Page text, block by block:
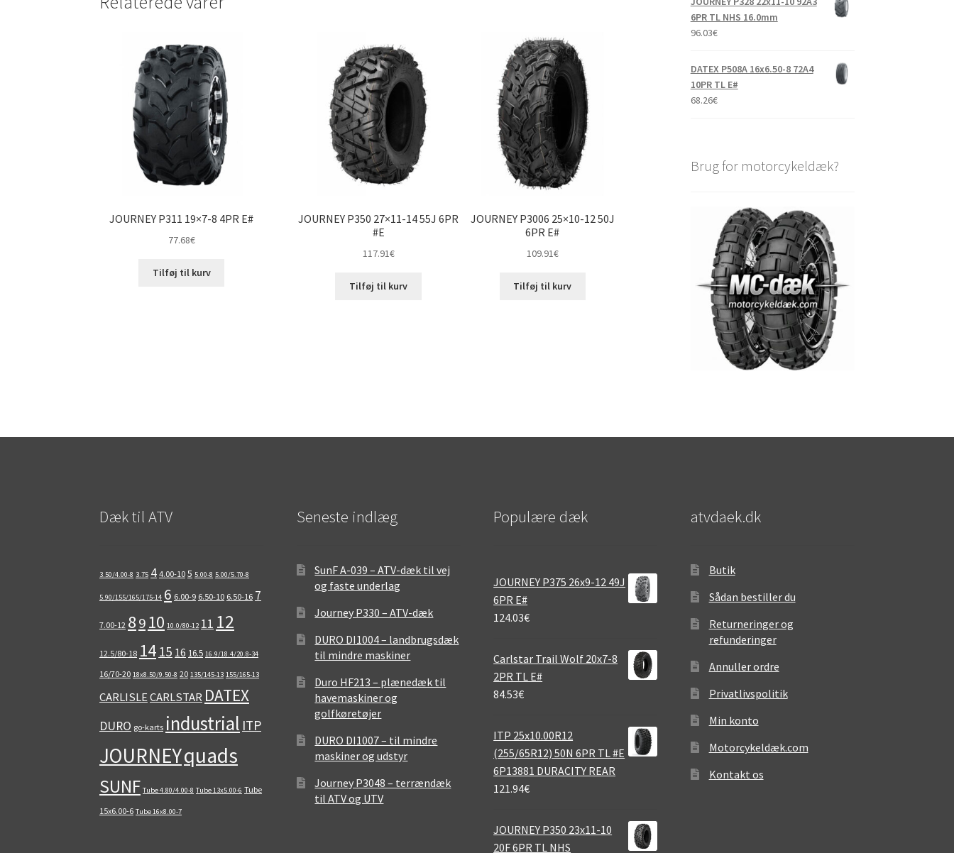
JOURNEY P311 19×7-8 4PR E#
77.68€
Tilføj til kurv
JOURNEY P350 27×11-14 55J 6PR
#E
117.91€
Tilføj til kurv
JOURNEY P3006 25×10-12 50J
6PR E#
109.91€
Tilføj til kurv
6PR TL NHS 16.0mm
96.03€
DATEX P508A 16x6.50-8 72A4
10PR TL E#
68.26€
Brug for motorcykeldæk?
Dæk til ATV
3.50/4.00-8 3.75 4 4.00-10 5 5.00-8 5.00/5.70-8
5.90/155/165/175-14 6 6.00-9 6.50-10 6.50-16 7
7.00-12 8910 10.0/80-12 11 12
12.5/80-18 14 15 16 16.5 16.9/18.4/20.8-34
16/70-20 18x8.50/9.50-8 20 135/145-13 155/165-13
CARLISLECARLSTAR DATEX
DURO go-karts industrial ITP
JOURNEYquads
SUNF Tube 4.80/4.00-8 Tube 13x5.00-6 Tube
15x6.00-6 Tube 16x8.00-7
Seneste indlæg
SunF A-039 – ATV-dæk til vej
og faste underlag
Journey P330 – ATV-dæk
DURO DI1004 – landbrugsdæk
til mindre maskiner
Duro HF213 – plænedæk til
havemaskiner og
golfkøretøjer
DURO DI1007 – til mindre
maskiner og udstyr
Journey P3048 – terrændæk
til ATV og UTV
Populære dæk
JOURNEY P375 26x9-12 49J
6PR E#
124.03€
Carlstar Trail Wolf 20x7-8
2PR TL E#
84.53€
ITP 25x10.00R12
(255/65R12) 50N 6PR TL #E
6P13881 DURACITY REAR
121.94€
JOURNEY P350 23x11-10
20F 6PR TL NHS
atvdaek.dk
Butik
Sådan bestiller du
Returneringer og
refunderinger
Annuller ordre
Privatlivspolitik
Min konto
Motorcykeldæk.com
Kontakt os